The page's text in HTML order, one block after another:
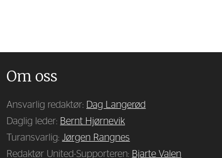
Om oss
Ansvarlig redaktør: Dag Langerød
Daglig leder: Bernt Hjørnevik
Turansvarlig:Jørgen Rangnes
Redaktør United-Supporteren: Bjarte Valen